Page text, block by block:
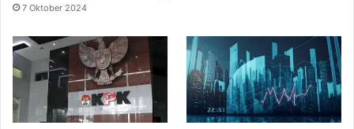
7 Oktober 2024